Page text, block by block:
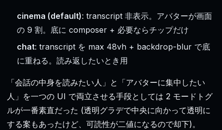
cinema (default): transcript 非表示。アバターが画面
の 9 割。底に composer + 必要ならチップだけ
chat: transcript を max 48vh + backdrop-blur で底
に重ねる。読み返したいとき用
「会話の中身を読みたい人」と「アバターに集中したい
人」を一つの UI で両立させる手段としては 2 モードトグ
ルが一番素直だった (透明グラデで中央に向かって透明に
する案もあったけど、可読性が二値になるので却下)。